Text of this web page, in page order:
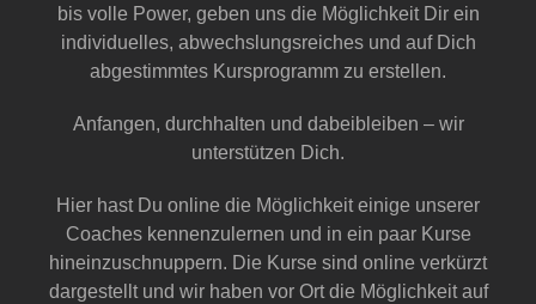
bis volle Power, geben uns die Möglichkeit Dir ein
individuelles, abwechslungsreiches und auf Dich
abgestimmtes Kursprogramm zu erstellen.
Anfangen, durchhalten und dabeibleiben – wir
unterstützen Dich.
Hier hast Du online die Möglichkeit einige unserer
Coaches kennenzulernen und in ein paar Kurse
hineinzuschnuppern. Die Kurse sind online verkürzt
dargestellt und wir haben vor Ort die Möglichkeit auf